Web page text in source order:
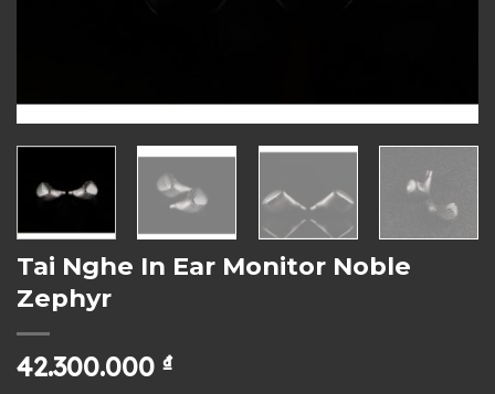
Tai Nghe In Ear Monitor Noble
Zephyr
42.300.000 ₫